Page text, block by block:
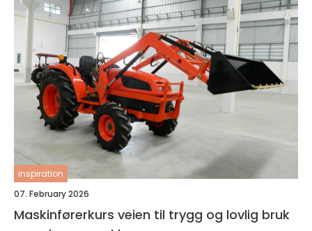
inspiration
07. February 2026
Maskinførerkurs veien til trygg og lovlig bruk